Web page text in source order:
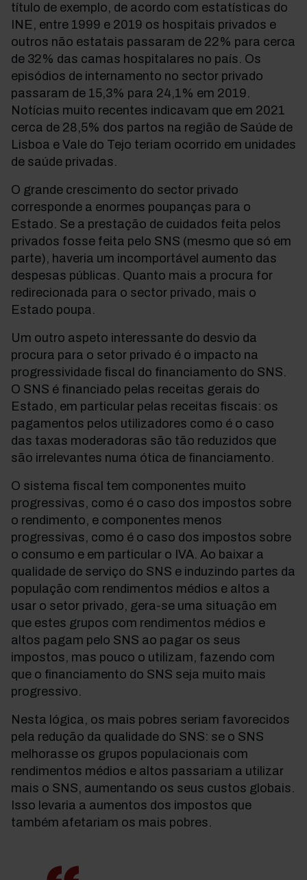
título de exemplo, de acordo com estatísticas do
INE, entre 1999 e 2019 os hospitais privados e
outros não estatais passaram de 22% para cerca
de 32% das camas hospitalares no país. Os
episódios de internamento no sector privado
passaram de 15,3% para 24,1% em 2019.
Notícias muito recentes indicavam que em 2021
cerca de 28,5% dos partos na região de Saúde de
Lisboa e Vale do Tejo teriam ocorrido em unidades
de saúde privadas.
O grande crescimento do sector privado
corresponde a enormes poupanças para o
Estado. Se a prestação de cuidados feita pelos
privados fosse feita pelo SNS (mesmo que só em
parte), haveria um incomportável aumento das
despesas públicas. Quanto mais a procura for
redirecionada para o sector privado, mais o
Estado poupa.
Um outro aspeto interessante do desvio da
procura para o setor privado é o impacto na
progressividade fiscal do financiamento do SNS.
O SNS é financiado pelas receitas gerais do
Estado, em particular pelas receitas fiscais: os
pagamentos pelos utilizadores como é o caso
das taxas moderadoras são tão reduzidos que
são irrelevantes numa ótica de financiamento.
O sistema fiscal tem componentes muito
progressivas, como é o caso dos impostos sobre
o rendimento, e componentes menos
progressivas, como é o caso dos impostos sobre
o consumo e em particular o IVA. Ao baixar a
qualidade de serviço do SNS e induzindo partes da
população com rendimentos médios e altos a
usar o setor privado, gera-se uma situação em
que estes grupos com rendimentos médios e
altos pagam pelo SNS ao pagar os seus
impostos, mas pouco o utilizam, fazendo com
que o financiamento do SNS seja muito mais
progressivo.
Nesta lógica, os mais pobres seriam favorecidos
pela redução da qualidade do SNS: se o SNS
melhorasse os grupos populacionais com
rendimentos médios e altos passariam a utilizar
mais o SNS, aumentando os seus custos globais.
Isso levaria a aumentos dos impostos que
também afetariam os mais pobres.